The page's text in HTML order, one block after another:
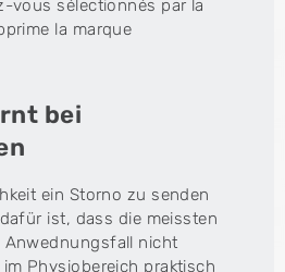
vous sélectionnés par la
la marque
bei
ein Storno zu senden
ist, dass die meissten
Anwednungsfall nicht
Physiobereich praktisch